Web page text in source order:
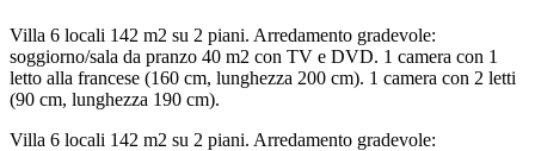
Villa 6 locali 142 m2 su 2 piani. Arredamento gradevole:
soggiorno/sala da pranzo 40 m2 con TV e DVD. 1 camera con 1
letto alla francese (160 cm, lunghezza 200 cm). 1 camera con 2 letti
(90 cm, lunghezza 190 cm).
Villa 6 locali 142 m2 su 2 piani. Arredamento gradevole: